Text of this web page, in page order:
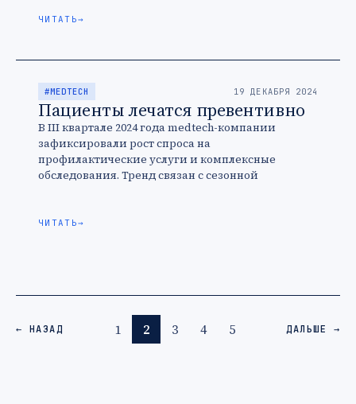
ожидания клиентов.
ЧИТАТЬ→
#MEDTECH 19 ДЕКАБРЯ 2024
Пациенты лечатся превентивно
В III квартале 2024 года medtech-компании
зафиксировали рост спроса на
профилактические услуги и комплексные
обследования. Тренд связан с сезонной
ЧИТАТЬ→
← НАЗАД 1 2 3 4 5 ДАЛЬШЕ →